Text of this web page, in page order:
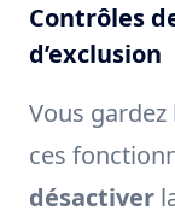
Contrôles
d’exclusion
Vous
ces
désactiver